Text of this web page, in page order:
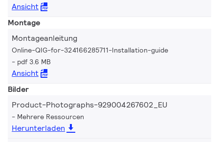
Ansicht
Montage
Montageanleitung
Online-QIG-for-324166285711-Installation-guide
pdf 3.6 MB
Ansicht
Bilder
Product-Photographs-929004267602_EU
Mehrere Ressourcen
Herunterladen